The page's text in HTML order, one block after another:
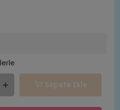
Sepete Ekle